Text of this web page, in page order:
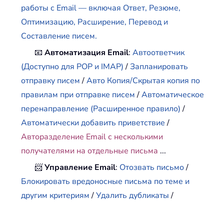
работы с Email — включая Ответ, Резюме,
Оптимизацию, Расширение, Перевод и
Составление писем.
📧Автоматизация Email:Автоответчик
(Доступно для POP и IMAP)/Запланировать
отправку писем/Авто Копия/Скрытая копия по
правилам при отправке писем/Автоматическое
перенаправление (Расширенное правило)/
Автоматически добавить приветствие/
Авторазделение Email с несколькими
получателями на отдельные письма ...
📨Управление Email: Отозвать письмо/
Блокировать вредоносные письма по теме и
другим критериям/Удалить дубликаты/